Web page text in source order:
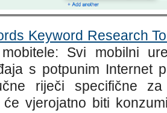
Keyword Research
Svi mobilni
s potpunim Internet
riječi specifične
vjerojatno biti